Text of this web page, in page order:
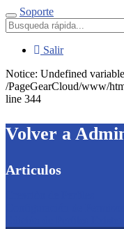
Menú
Soporte
Salir
Notice: Undefined
/PageGearCloud/www/
line 344
Volver a
Articulos